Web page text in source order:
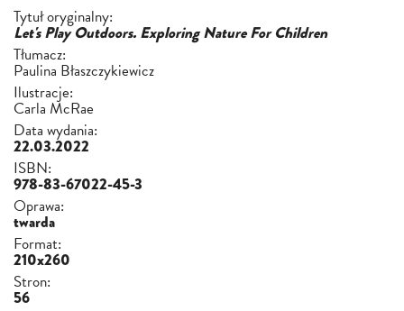
Tytuł oryginalny:
Let's Play Outdoors. Exploring Nature For Children
Tłumacz:
Paulina Błaszczykiewicz
Ilustracje:
Carla McRae
Data wydania:
22.03.2022
ISBN:
978-83-67022-45-3
Oprawa:
twarda
Format:
210x260
Stron:
56